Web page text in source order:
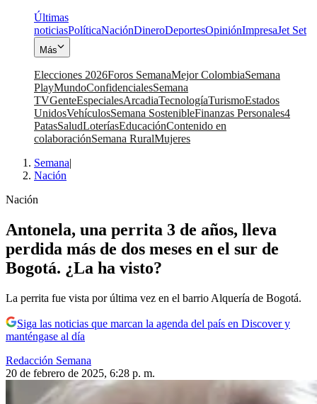
Últimas
noticiasPolíticaNaciónDineroDeportesOpiniónImpresaJet Set
Más
Elecciones 2026Foros SemanaMejor ColombiaSemana
PlayMundoConfidencialesSemana
TVGenteEspecialesArcadiaTecnologíaTurismoEstados
UnidosVehículosSemana SostenibleFinanzas Personales4
PatasSaludLoteríasEducaciónContenido en
colaboraciónSemana RuralMujeres
Semana|
Nación
Nación
Antonela, una perrita 3 de años, lleva
perdida más de dos meses en el sur de
Bogotá. ¿La ha visto?
La perrita fue vista por última vez en el barrio Alquería de Bogotá.
Siga las noticias que marcan la agenda del país en Discover y
manténgase al día
Redacción Semana
20 de febrero de 2025, 6:28 p. m.